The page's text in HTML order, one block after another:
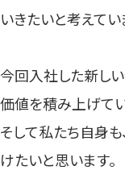
いきたいと考えてい
今回入社した新し
価値を積み上げて
そして私たち自身
けたいと思います。